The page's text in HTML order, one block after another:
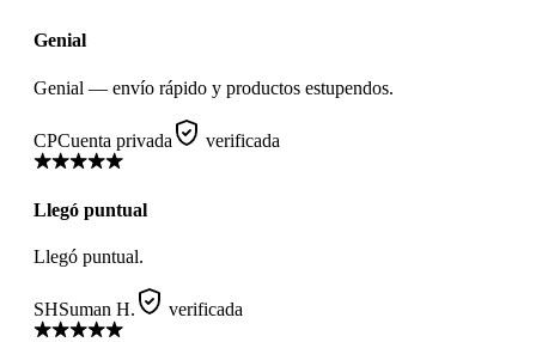
Genial
Genial — envío rápido y productos estupendos.
CPCuenta privada verificada
Llegó puntual
Llegó puntual.
SHSuman H. verificada